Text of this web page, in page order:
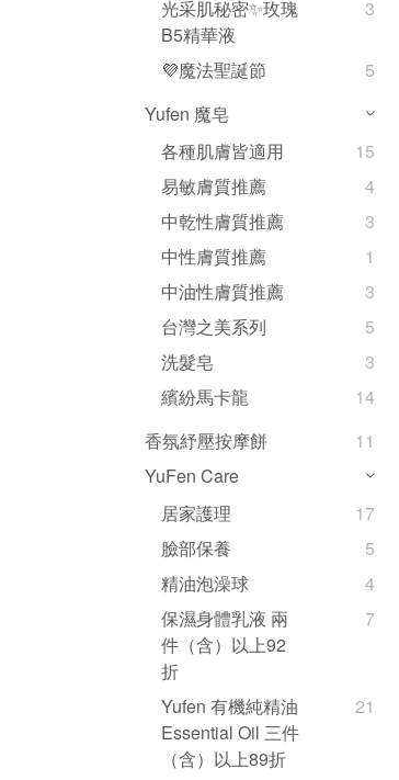
光采肌秘密✨玫瑰
B5精華液
3
💜魔法聖誕節
5
Yufen 魔皂
各種肌膚皆適用
15
易敏膚質推薦
4
中乾性膚質推薦
3
中性膚質推薦
1
中油性膚質推薦
3
台灣之美系列
5
洗髮皂
3
繽紛馬卡龍
14
香氛紓壓按摩餅
11
YuFen Care
居家護理
17
臉部保養
5
精油泡澡球
4
保濕身體乳液 兩
件（含）以上92
折
7
Yufen 有機純精油
Essential Oil 三件
（含）以上89折
21